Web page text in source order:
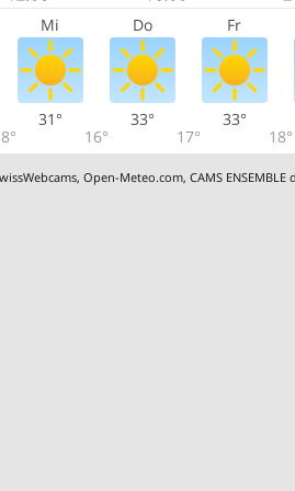
Mi Do Fr
31°
16°
33°
17°
33°
18°
,Open-Meteo.com,CAMS